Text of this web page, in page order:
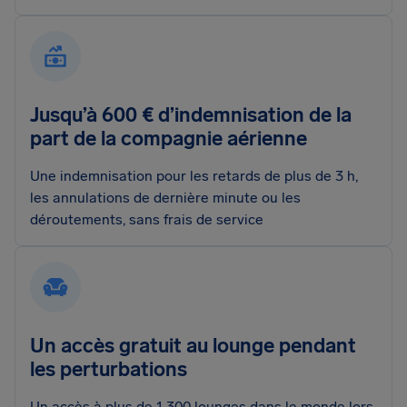
Jusqu’à 600 € d’indemnisation de la
part de la compagnie aérienne
Une indemnisation pour les retards de plus de 3 h,
les annulations de dernière minute ou les
déroutements, sans frais de service
Un accès gratuit au lounge pendant
les perturbations